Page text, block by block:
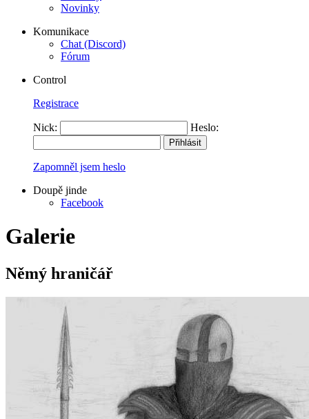
Novinky
Komunikace
Chat (Discord)
Fórum
Control
Registrace
Nick: Heslo:
Zapomněl jsem heslo
Doupě jinde
Facebook
Galerie
Němý hraničář